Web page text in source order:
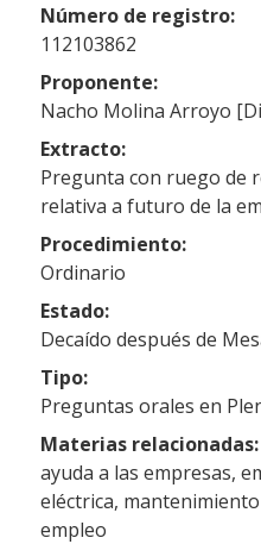
Número de registro:
112103862
Proponente:
Nacho Molina Arroyo
Extracto:
Pregunta con ruego de
relativa a futuro de la
Procedimiento:
Ordinario
Estado:
Decaído después de
Tipo:
Preguntas orales en
Materias relacionadas:
ayuda a las empresas,
eléctrica,
empleo